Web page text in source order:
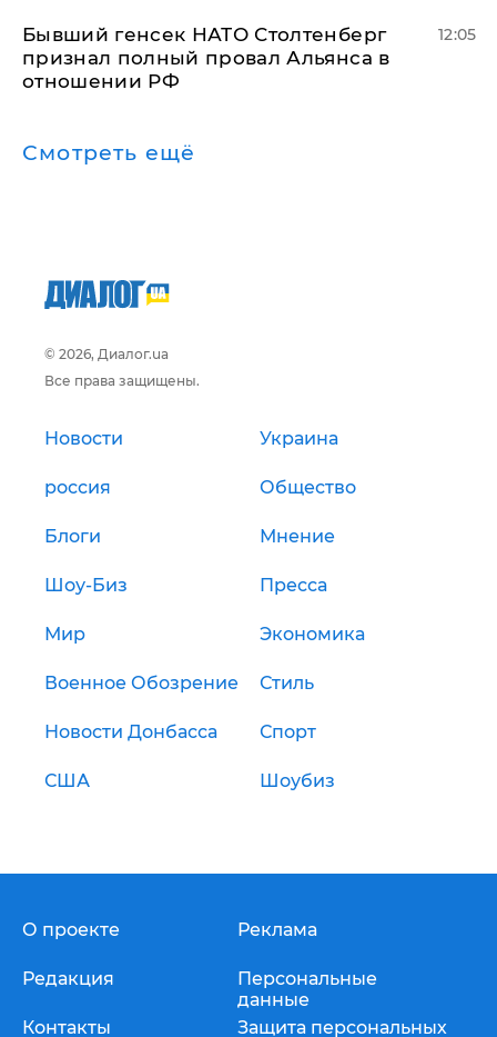
Бывший генсек НАТО Столтенберг
признал полный провал Альянса в
отношении РФ
12:05
Смотреть ещё
© 2026, Диалог.ua
Все права защищены.
Новости Украина
россия Общество
Блоги Мнение
Шоу-Биз Пресса
Мир Экономика
Военное Обозрение Стиль
Новости Донбасса Спорт
США Шоубиз
О проекте
Редакция
Контакты
Реклама
Персональные
данные
Защита персональных